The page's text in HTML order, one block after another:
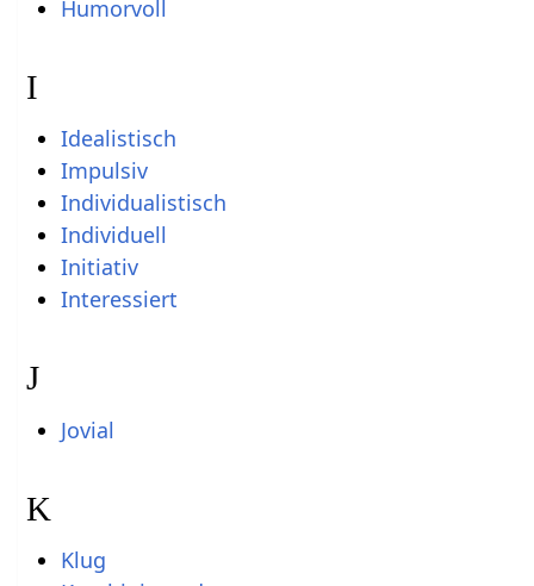
Humorvoll
I
Idealistisch
Impulsiv
Individualistisch
Individuell
Initiativ
Interessiert
J
Jovial
K
Klug